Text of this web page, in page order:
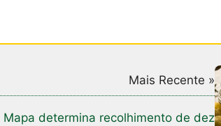
Mais Recente »
Mapa determina recolhimento de dez